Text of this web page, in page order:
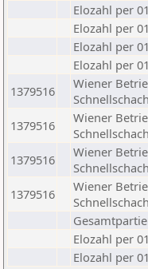
Elozahl per
Elozahl per
Elozahl per
Elozahl per
1379516
Wiener
1379516
Wiener
1379516
Wiener
1379516
Wiener
Elozahl per
Elozahl per